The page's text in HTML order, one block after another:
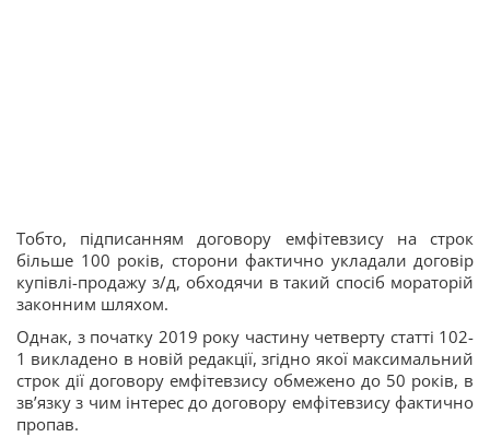
Тобто, підписанням договору емфітевзису на строк
більше 100 років, сторони фактично укладали договір
купівлі-продажу з/д, обходячи в такий спосіб мораторій
законним шляхом.
Однак, з початку 2019 року частину четверту статті 102-
1 викладено в новій редакції, згідно якої максимальний
строк дії договору емфітевзису обмежено до 50 років, в
зв’язку з чим інтерес до договору емфітевзису фактично
пропав.